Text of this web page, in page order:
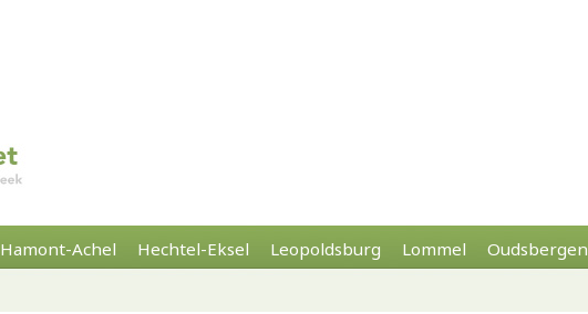
Hamont-Achel Hechtel-Eksel Leopoldsburg Lommel Oudsbergen